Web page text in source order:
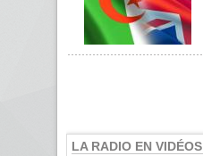
LA RADIO EN VIDÉOS